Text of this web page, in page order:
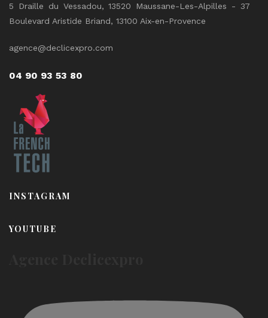
5 Draille du Vessadou, 13520 Maussane-Les-Alpilles - 37
Boulevard Aristide Briand, 13100 Aix-en-Provence
agence@declicexpro.com
04 90 93 53 80
INSTAGRAM
YOUTUBE